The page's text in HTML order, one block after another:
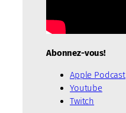
Abonnez-vous!
Apple Podcast
Youtube
Twitch